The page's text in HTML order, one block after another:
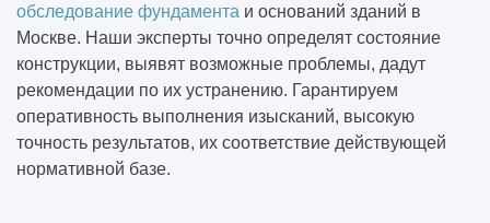
обследование фундамента и оснований зданий в
Москве. Наши эксперты точно определят состояние
конструкции, выявят возможные проблемы, дадут
рекомендации по их устранению. Гарантируем
оперативность выполнения изысканий, высокую
точность результатов, их соответствие действующей
нормативной базе.